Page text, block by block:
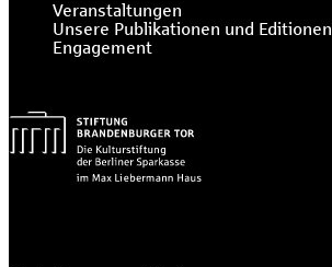
Veranstaltungen
Unsere Publikationen und Editionen
Engagement